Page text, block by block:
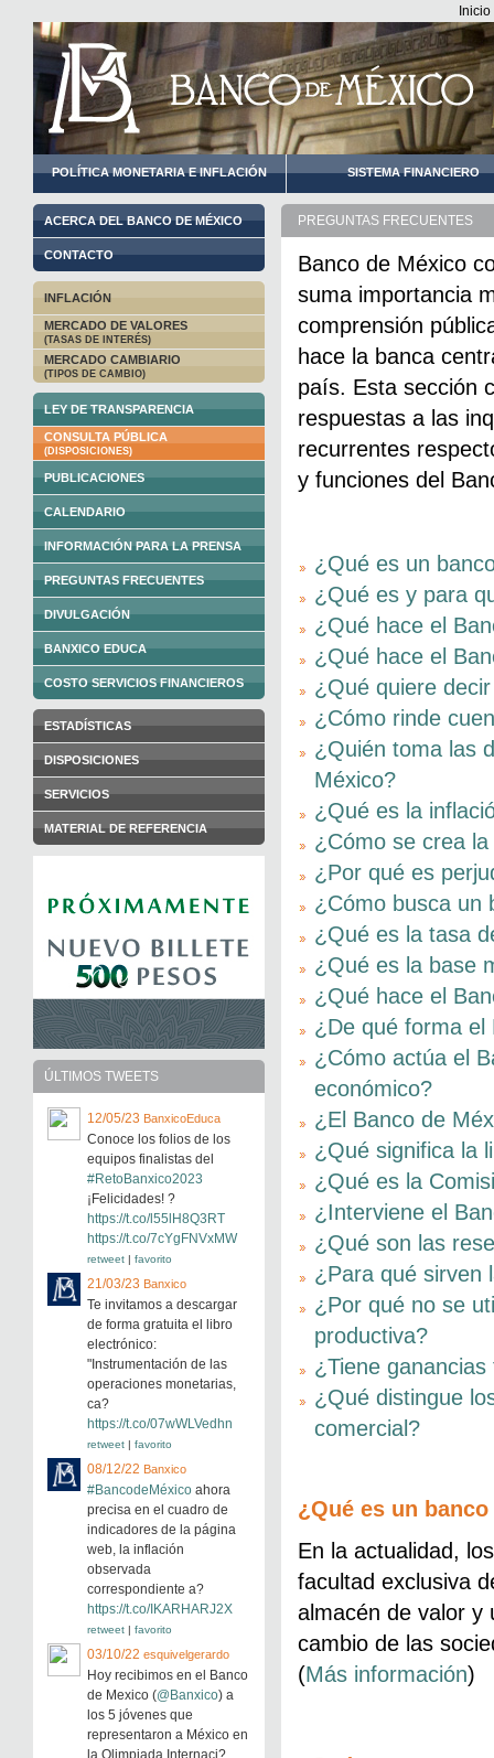
Inicio
POLÍTICA MONETARIA E INFLACIÓN SISTEMA FINANCIERO
ACERCA DEL BANCO DE MÉXICO
CONTACTO
INFLACIÓN
MERCADO DE VALORES
(TASAS DE INTERÉS)
MERCADO CAMBIARIO
(TIPOS DE CAMBIO)
LEY DE TRANSPARENCIA
CONSULTA PÚBLICA
(DISPOSICIONES)
PUBLICACIONES
CALENDARIO
INFORMACIÓN PARA LA PRENSA
PREGUNTAS FRECUENTES
DIVULGACIÓN
BANXICO EDUCA
COSTO SERVICIOS FINANCIEROS
ESTADÍSTICAS
DISPOSICIONES
SERVICIOS
MATERIAL DE REFERENCIA
ÚLTIMOS TWEETS
12/05/23 BanxicoEduca
Conoce los folios de los
equipos finalistas del
#RetoBanxico2023
¡Felicidades! ?
https://t.co/l55lH8Q3RT
https://t.co/7cYgFNVxMW
retweet | favorito
21/03/23 Banxico
Te invitamos a descargar
de forma gratuita el libro
electrónico:
"Instrumentación de las
operaciones monetarias,
ca?
https://t.co/07wWLVedhn
retweet | favorito
08/12/22 Banxico
#BancodeMéxico ahora
precisa en el cuadro de
indicadores de la página
web, la inflación
observada
correspondiente a?
https://t.co/IKARHARJ2X
retweet | favorito
03/10/22 esquivelgerardo
Hoy recibimos en el Banco
de Mexico (@Banxico) a
los 5 jóvenes que
representaron a México en
la Olimpiada Internaci?
PREGUNTAS FRECUENTES
Banco de México
suma importancia
comprensión
hace la banca
país. Esta sección
respuestas a las
recurrentes
y funciones del
¿Qué es un
¿Qué es y para
¿Qué hace el
¿Qué hace el
¿Qué quiere
¿Cómo rinde
¿Quién toma las
México?
¿Qué es la
¿Cómo se crea la
¿Por qué es
¿Cómo busca un
¿Qué es la tasa
¿Qué es la base
¿Qué hace el
¿De qué forma el
¿Cómo actúa el
económico?
¿El Banco de
¿Qué significa la
¿Qué es la
¿Interviene el
¿Qué son las
¿Para qué sirven
¿Por qué no se
productiva?
¿Tiene
¿Qué distingue
comercial?
¿Qué es un
En la actualidad,
facultad exclusiva
almacén de valor y
cambio de las
(Más información)